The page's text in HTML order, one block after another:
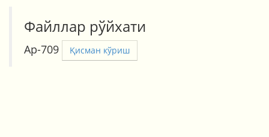
Файллар рўйхати
Ар-709 Қисман кўриш